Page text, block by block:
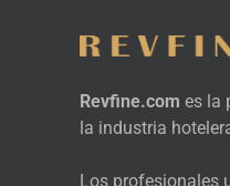
Revfine.com es la
la industria
Los profesionales